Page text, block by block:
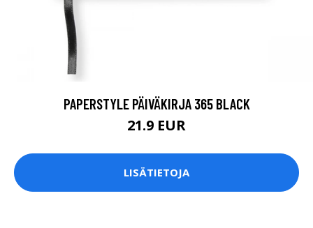
PAPERSTYLE PÄIVÄKIRJA 365 BLACK
21.9 EUR
LISÄTIETOJA